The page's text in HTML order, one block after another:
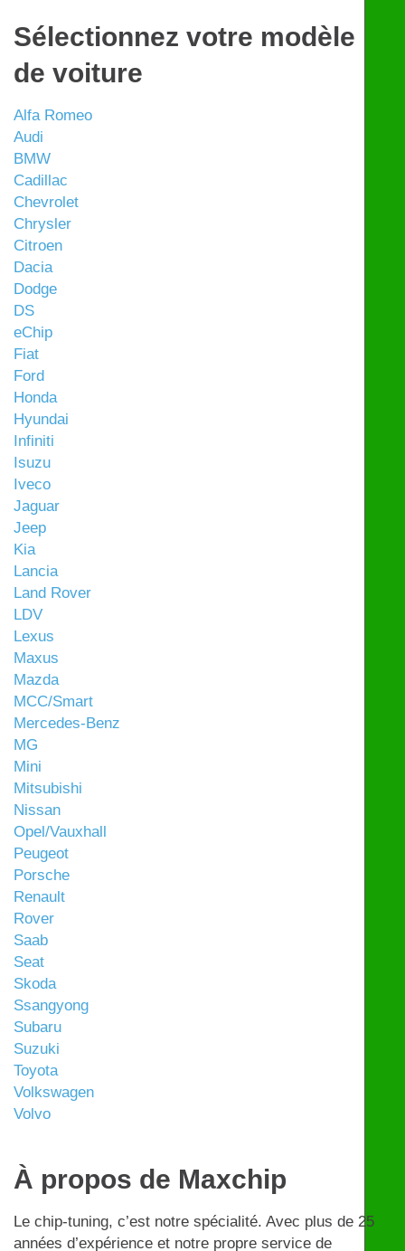
Sélectionnez votre modèle
de voiture
Alfa Romeo
Audi
BMW
Cadillac
Chevrolet
Chrysler
Citroen
Dacia
Dodge
DS
eChip
Fiat
Ford
Honda
Hyundai
Infiniti
Isuzu
Iveco
Jaguar
Jeep
Kia
Lancia
Land Rover
LDV
Lexus
Maxus
Mazda
MCC/Smart
Mercedes-Benz
MG
Mini
Mitsubishi
Nissan
Opel/Vauxhall
Peugeot
Porsche
Renault
Rover
Saab
Seat
Skoda
Ssangyong
Subaru
Suzuki
Toyota
Volkswagen
Volvo
À propos de Maxchip
Le chip-tuning, c’est notre spécialité. Avec plus de 25
années d’expérience et notre propre service de